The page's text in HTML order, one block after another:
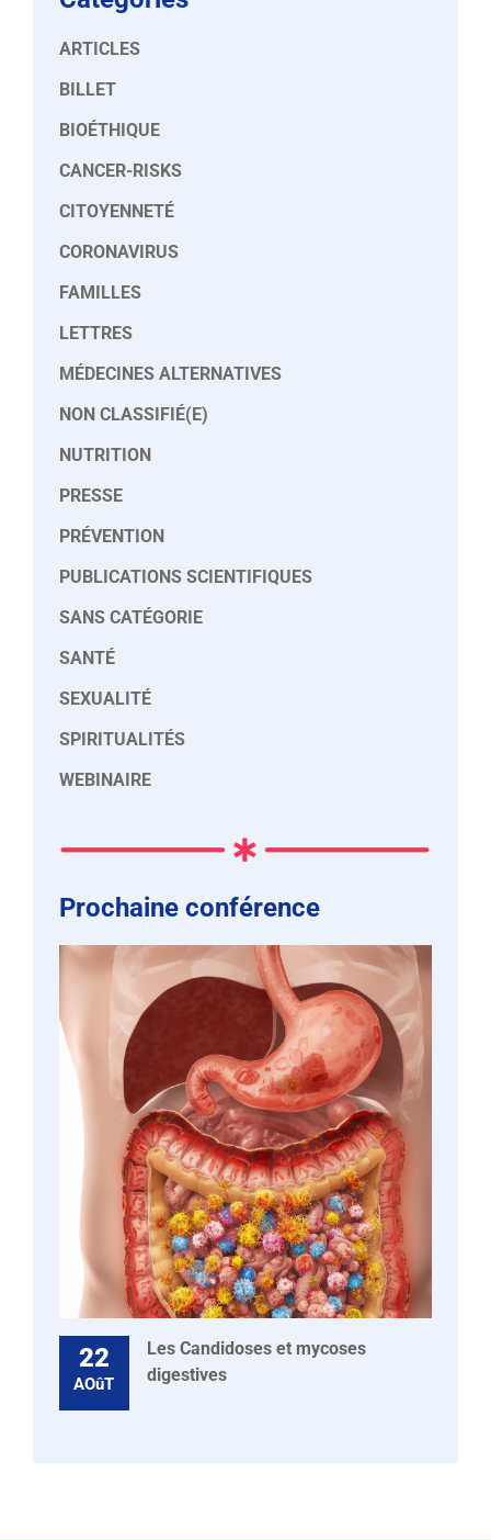
ARTICLES
BILLET
BIOÉTHIQUE
CANCER-RISKS
CITOYENNETÉ
CORONAVIRUS
FAMILLES
LETTRES
MÉDECINES ALTERNATIVES
NON CLASSIFIÉ(E)
NUTRITION
PRESSE
PRÉVENTION
PUBLICATIONS SCIENTIFIQUES
SANS CATÉGORIE
SANTÉ
SEXUALITÉ
SPIRITUALITÉS
WEBINAIRE
Prochaine conférence
22
AOûT
Les Candidoses et mycoses
digestives